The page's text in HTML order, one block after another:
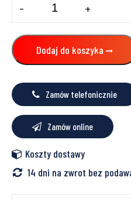
Złączka
GW
35x½"
KAN-
therm
Steel
- +
Dodaj do koszyka
Zamów telefonicznie
Zamów online
Koszty dostawy
14 dni na zwrot bez